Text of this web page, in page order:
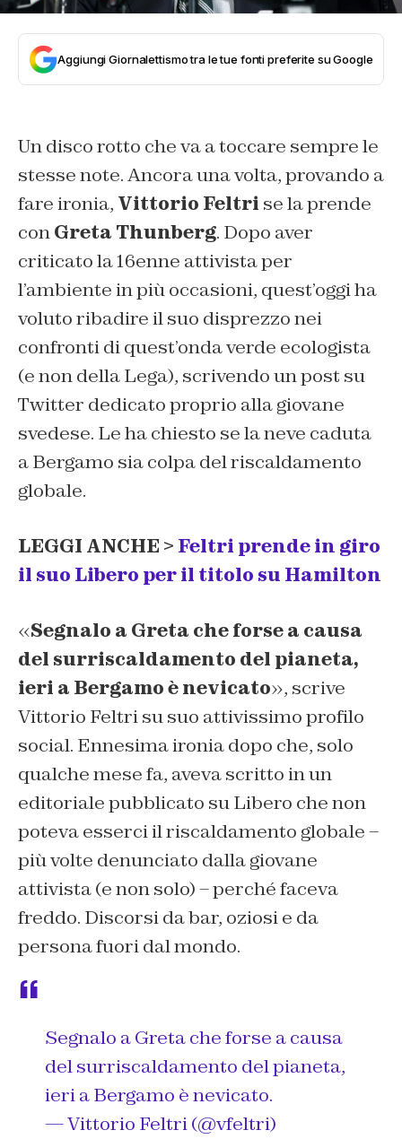
Aggiungi Giornalettismo tra le tue fonti preferite su Google
Un disco rotto che va a toccare sempre le
stesse note. Ancora una volta, provando a
fare ironia, Vittorio Feltri se la prende
conGreta Thunberg. Dopo aver
criticato la 16enne attivista per
l’ambiente in più occasioni, quest’oggi ha
voluto ribadire il suo disprezzo nei
confronti di quest’onda verde ecologista
(e non della Lega), scrivendo un post su
Twitter dedicato proprio alla giovane
svedese. Le ha chiesto se la neve caduta
a Bergamo sia colpa del riscaldamento
globale.
LEGGI ANCHE > Feltri prende in giro
il suo Libero per il titolo su Hamilton
«Segnalo a Greta che forse a causa
del surriscaldamento del pianeta,
ieri a Bergamo è nevicato», scrive
Vittorio Feltri su suo attivissimo profilo
social. Ennesima ironia dopo che, solo
qualche mese fa, aveva scritto in un
editoriale pubblicato su Libero che non
poteva esserci il riscaldamento globale –
più volte denunciato dalla giovane
attivista (e non solo) – perché faceva
freddo. Discorsi da bar, oziosi e da
persona fuori dal mondo.
Segnalo a Greta che forse a causa
del surriscaldamento del pianeta,
ieri a Bergamo è nevicato.
— Vittorio Feltri (@vfeltri)